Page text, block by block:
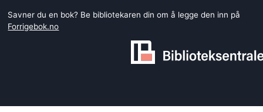
Savner du en bok? Be bibliotekaren din om å legge den inn på
Forrigebok.no